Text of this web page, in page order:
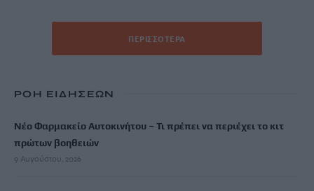
ΠΕΡΙΣΣΌΤΕΡΑ
ΡΟΗ ΕΙΔΗΣΕΩΝ
Νέο Φαρμακείο Αυτοκινήτου – Τι πρέπει να περιέχει το κιτ
πρώτων βοηθειών
9 Αυγούστου, 2026